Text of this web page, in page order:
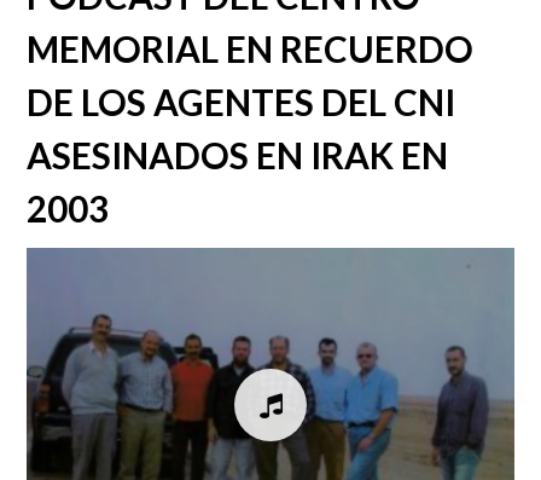
MEMORIAL EN RECUERDO
DE LOS AGENTES DEL CNI
ASESINADOS EN IRAK EN
2003